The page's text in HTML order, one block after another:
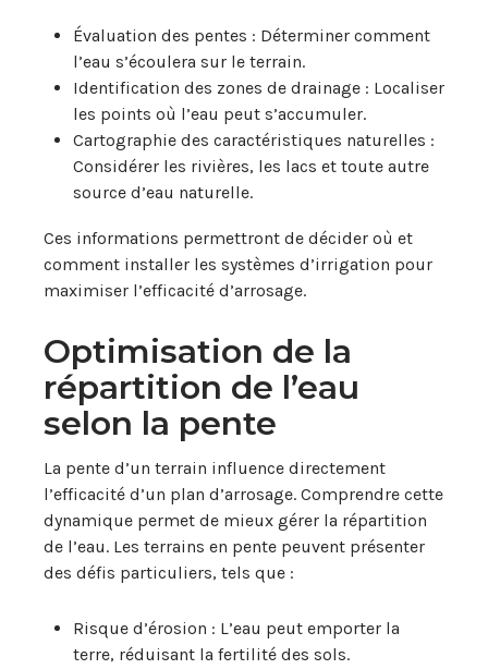
Évaluation des pentes : Déterminer comment
l’eau s’écoulera sur le terrain.
Identification des zones de drainage : Localiser
les points où l’eau peut s’accumuler.
Cartographie des caractéristiques naturelles :
Considérer les rivières, les lacs et toute autre
source d’eau naturelle.
Ces informations permettront de décider où et
comment installer les systèmes d’irrigation pour
maximiser l’efficacité d’arrosage.
Optimisation de la
répartition de l’eau
selon la pente
La pente d’un terrain influence directement
l’efficacité d’un plan d’arrosage. Comprendre cette
dynamique permet de mieux gérer la répartition
de l’eau. Les terrains en pente peuvent présenter
des défis particuliers, tels que :
Risque d’érosion : L’eau peut emporter la
terre, réduisant la fertilité des sols.